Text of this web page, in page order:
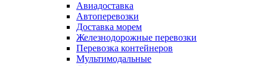
Авиадоставка
Автоперевозки
Доставка морем
Железнодорожные перевозки
Перевозка контейнеров
Мультимодальные